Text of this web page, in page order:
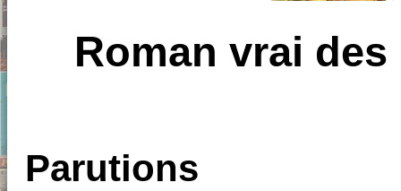
Roman vrai
Parutions